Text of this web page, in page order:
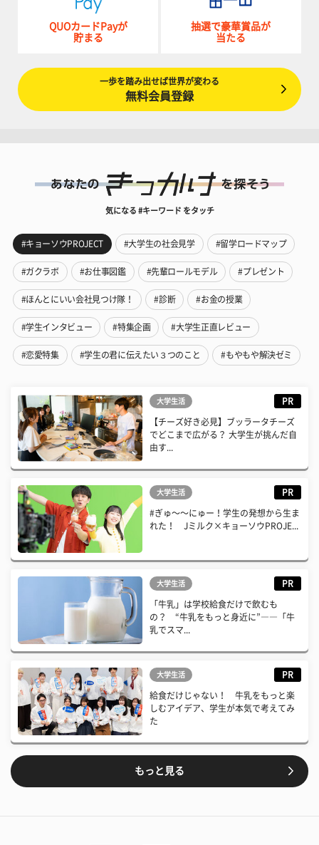
QUOカードPayが
貯まる
抽選で豪華賞品が
当たる
一歩を踏み出せば世界が変わる
無料会員登録
気になる #キーワード をタッチ
#キョーソウPROJECT #大学生の社会見学 #留学ロードマップ
#ガクラボ #お仕事図鑑 #先輩ロールモデル #プレゼント
#ほんとにいい会社見つけ隊！ #診断 #お金の授業
#学生インタビュー #特集企画 #大学生正直レビュー
#恋愛特集 #学生の君に伝えたい３つのこと #もやもや解決ゼミ
大学生活 PR
【チーズ好き必見】ブッラータチーズ
でどこまで広がる？ 大学生が挑んだ自
由す...
大学生活 PR
#ぎゅ〜〜にゅー！学生の発想から生ま
れた！ Jミルク×キョーソウPROJE...
大学生活 PR
「牛乳」は学校給食だけで飲むも
の？ “牛乳をもっと身近に”――「牛
乳でスマ...
大学生活 PR
給食だけじゃない！ 牛乳をもっと楽
しむアイデア、学生が本気で考えてみ
た
もっと見る